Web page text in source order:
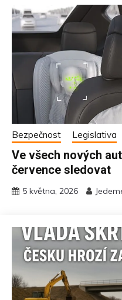
Bezpečnost Legislativa
Ve všech nových
července sledovat
5 května, 2026